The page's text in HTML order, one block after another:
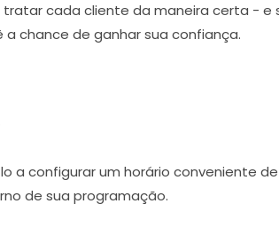
cada cliente da maneira certa - e
chance de ganhar sua confiança.
a configurar um horário conveniente
de sua programação.